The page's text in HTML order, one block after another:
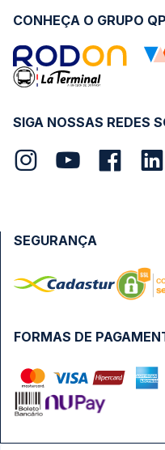
SIGA NOSSAS REDES
CONHEÇA O GRUPO
FORMAS DE
SEGURANÇA